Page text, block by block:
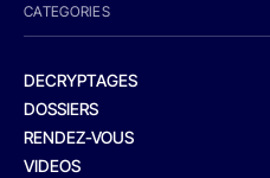
CATEGORIES
DECRYPTAGES
DOSSIERS
RENDEZ-VOUS
VIDEOS